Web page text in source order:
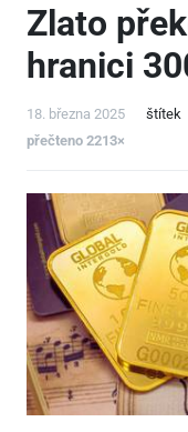
Zlato
hranici
18. března 2025 štítek
přečteno 2213×